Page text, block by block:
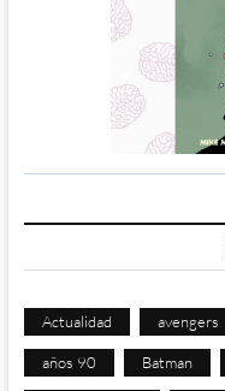
Actualidad avengers
años 90 Batman